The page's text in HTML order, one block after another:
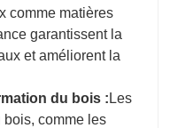
comme matières
garantissent la
et améliorent la
du bois : Les
bois, comme les